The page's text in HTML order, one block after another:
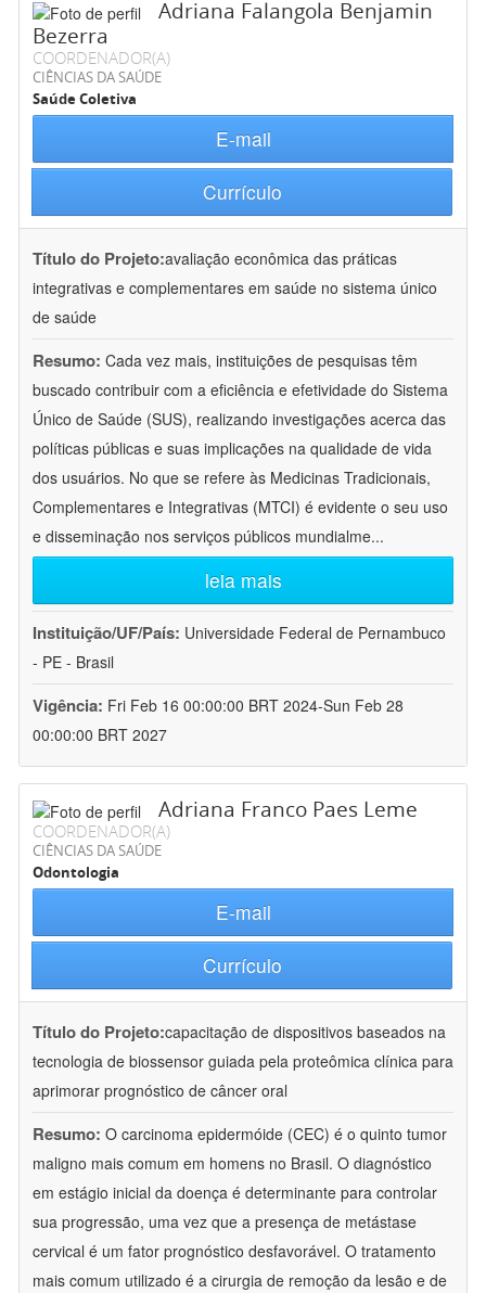
Adriana Falangola Benjamin
Bezerra
COORDENADOR(A)
CIÊNCIAS DA SAÚDE
Saúde Coletiva
E-mail
Currículo
Título do Projeto:avaliação econômica das práticas
integrativas e complementares em saúde no sistema único
de saúde
Resumo: Cada vez mais, instituições de pesquisas têm
buscado contribuir com a eficiência e efetividade do Sistema
Único de Saúde (SUS), realizando investigações acerca das
políticas públicas e suas implicações na qualidade de vida
dos usuários. No que se refere às Medicinas Tradicionais,
Complementares e Integrativas (MTCI) é evidente o seu uso
e disseminação nos serviços públicos mundialme...
leia mais
Instituição/UF/País: Universidade Federal de Pernambuco
- PE - Brasil
Vigência: Fri Feb 16 00:00:00 BRT 2024-Sun Feb 28
00:00:00 BRT 2027
Adriana Franco Paes Leme
COORDENADOR(A)
CIÊNCIAS DA SAÚDE
Odontologia
E-mail
Currículo
Título do Projeto:capacitação de dispositivos baseados na
tecnologia de biossensor guiada pela proteômica clínica para
aprimorar prognóstico de câncer oral
Resumo: O carcinoma epidermóide (CEC) é o quinto tumor
maligno mais comum em homens no Brasil. O diagnóstico
em estágio inicial da doença é determinante para controlar
sua progressão, uma vez que a presença de metástase
cervical é um fator prognóstico desfavorável. O tratamento
mais comum utilizado é a cirurgia de remoção da lesão e de